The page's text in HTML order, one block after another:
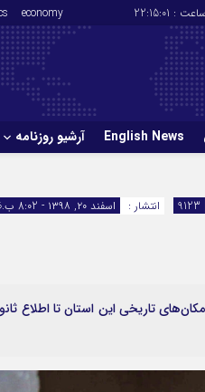
ساعت : 22:15:02
economy
English News آرشیو روزنامه
News
انتشار :
اسفند ۲۰, ۱۳۹۸ - 8:02 ب.ظ 9123
تاریخی این استان تا اطلاع